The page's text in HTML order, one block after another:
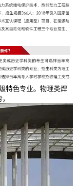
特色专业。物理类焊